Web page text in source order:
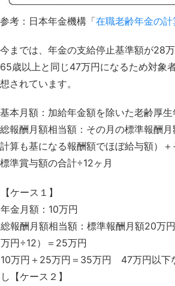
参考：日本年金機構「在職老齢年金の
今までは、年金の支給停止基準額が28万
65歳以上と同じ47万円になるため対象
想されています。
基本月額：加給年金額を除いた老齢厚
総報酬月額相当額：その月の標準報酬
計算も基になる報酬額でほぼ給与額）
標準賞与額の合計÷12ヶ月
【ケース１】
年金月額：10万円
総報酬月額相当額：標準報酬月額20万
万円÷12）＝25万円
10万円＋25万円＝35万円 47万円以下
し【ケース２】